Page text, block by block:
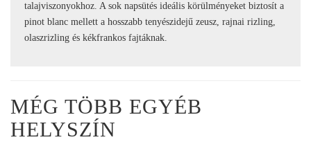
talajviszonyokhoz. A sok napsütés ideális körülményeket biztosít a
pinot blanc mellett a hosszabb tenyészidejű zeusz, rajnai rizling,
olaszrizling és kékfrankos fajtáknak.
MÉG TÖBB EGYÉB
HELYSZÍN